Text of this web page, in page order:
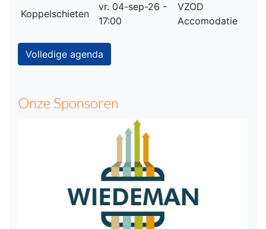
Koppelschieten
vr. 04-sep-26 -
17:00
VZOD
Accomodatie
Volledige agenda
Onze Sponsoren